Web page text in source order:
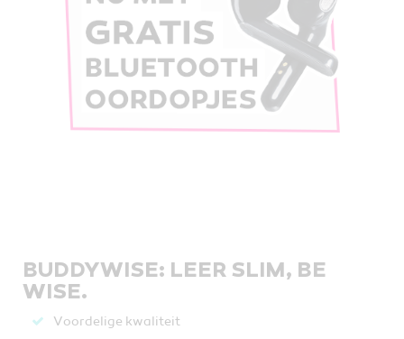
BUDDYWISE: LEER SLIM, BE
WISE.
Voordelige kwaliteit